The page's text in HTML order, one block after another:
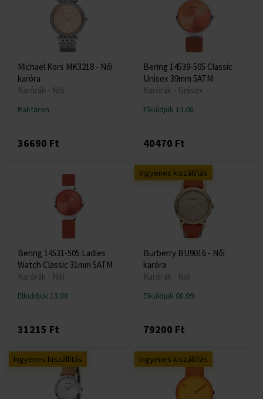
Michael Kors MK3218 - Női
karóra
Karórák - Női
Raktáron
36690 Ft
Bering 14539-505 Classic
Unisex 39mm 5ATM
Karórák - Unisex
Elküldjük 13.08.
40470 Ft
Bering 14531-505 Ladies
Watch Classic 31mm 5ATM
Karórák - Női
Elküldjük 13.08.
31215 Ft
Ingyenes kiszállítás
Burberry BU9016 - Női
karóra
Karórák - Női
Elküldjük 08.09.
79200 Ft
Ingyenes kiszállítás Ingyenes kiszállítás